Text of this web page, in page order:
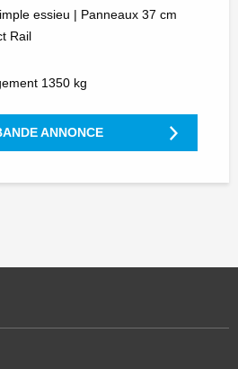
essieu | Panneaux 37 cm
Rail
1350 kg
ANNONCE